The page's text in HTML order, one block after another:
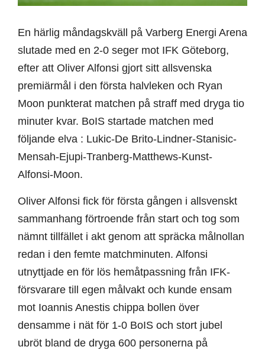
En härlig måndagskväll på Varberg Energi Arena
slutade med en 2-0 seger mot IFK Göteborg,
efter att Oliver Alfonsi gjort sitt allsvenska
premiärmål i den första halvleken och Ryan
Moon punkterat matchen på straff med dryga tio
minuter kvar. BoIS startade matchen med
följande elva : Lukic-De Brito-Lindner-Stanisic-
Mensah-Ejupi-Tranberg-Matthews-Kunst-
Alfonsi-Moon.
Oliver Alfonsi fick för första gången i allsvenskt
sammanhang förtroende från start och tog som
nämnt tillfället i akt genom att spräcka målnollan
redan i den femte matchminuten. Alfonsi
utnyttjade en för lös hemåtpassning från IFK-
försvarare till egen målvakt och kunde ensam
mot Ioannis Anestis chippa bollen över
densamme i nät för 1-0 BoIS och stort jubel
ubröt bland de dryga 600 personerna på